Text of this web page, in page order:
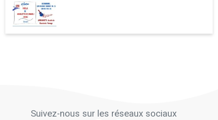
Suivez-nous sur les réseaux sociaux